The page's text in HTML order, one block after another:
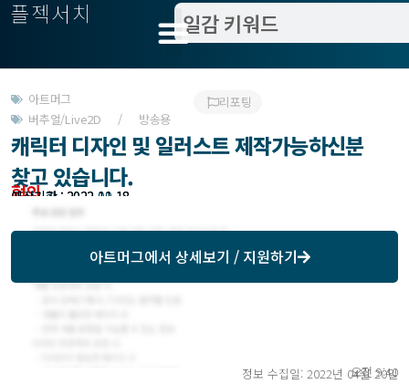
플젝서치
아트머그
버추얼/Live2D / 방송용
리포팅
캐릭터 디자인 및 일러스트 제작가능하신분
찾고 있습니다.
협의
모집기한 : 2022-09-18
예상기간 : 2022-11-18
아트머그에서 상세보기 / 지원하기
정보 수집일: 2022년 04월 20일
오전 9:40